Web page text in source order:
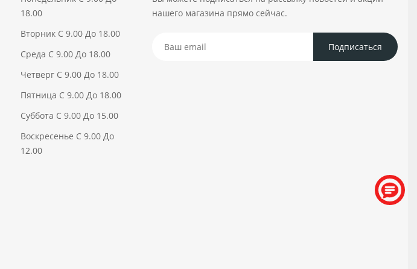
18.00
Вторник С 9.00 До 18.00
Среда С 9.00 До 18.00
Четверг С 9.00 До 18.00
Пятница С 9.00 До 18.00
Суббота С 9.00 До 15.00
Воскресенье С 9.00 До
12.00
нашего магазина прямо сейчас.